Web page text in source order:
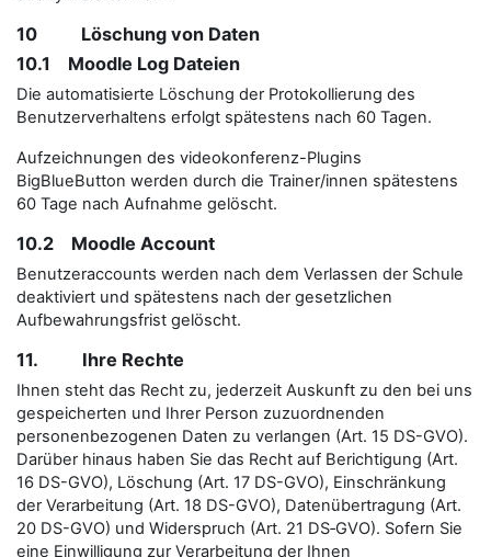
10 Löschung von Daten
10.1 Moodle Log Dateien
Die automatisierte Löschung der Protokollierung des
Benutzerverhaltens erfolgt spätestens nach 60 Tagen.
Aufzeichnungen des videokonferenz-Plugins
BigBlueButton werden durch die Trainer/innen spätestens
60 Tage nach Aufnahme gelöscht.
10.2 Moodle Account
Benutzeraccounts werden nach dem Verlassen der Schule
deaktiviert und spätestens nach der gesetzlichen
Aufbewahrungsfrist gelöscht.
11. Ihre Rechte
Ihnen steht das Recht zu, jederzeit Auskunft zu den bei uns
gespeicherten und Ihrer Person zuzuordnenden
personenbezogenen Daten zu verlangen (Art. 15 DS-GVO).
Darüber hinaus haben Sie das Recht auf Berichtigung (Art.
16 DS-GVO), Löschung (Art. 17 DS-GVO), Einschränkung
der Verarbeitung (Art. 18 DS-GVO), Datenübertragung (Art.
20 DS-GVO) und Widerspruch (Art. 21 DS‑GVO). Sofern Sie
eine Einwilligung zur Verarbeitung der Ihnen